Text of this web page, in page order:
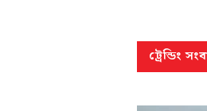
ট্রেন্ডিং